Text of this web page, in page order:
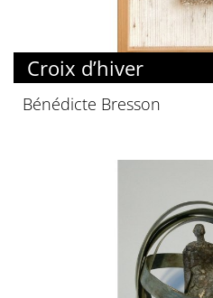
Croix d’hiver
Bénédicte Bresson